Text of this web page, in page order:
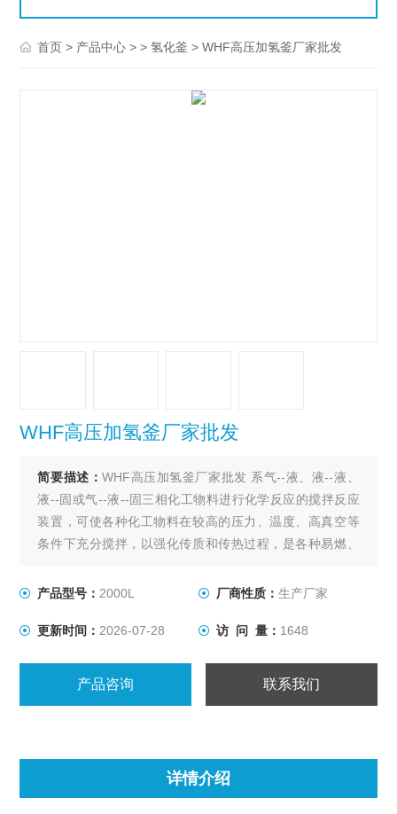
首页 > 产品中心 > >氢化釜 > WHF高压加氢釜厂家批发
WHF高压加氢釜厂家批发
简要描述：WHF高压加氢釜厂家批发 系气--液、液--液、
液--固或气--液--固三相化工物料进行化学反应的搅拌反应
装置，可使各种化工物料在较高的压力、温度、高真空等
条件下充分搅拌，以强化传质和传热过程，是各种易燃、
进行搅拌反应的选设备。
产品型号： 2000L 厂商性质： 生产厂家
更新时间： 2026-07-28 访 问 量： 1648
产品咨询 联系我们
详情介绍